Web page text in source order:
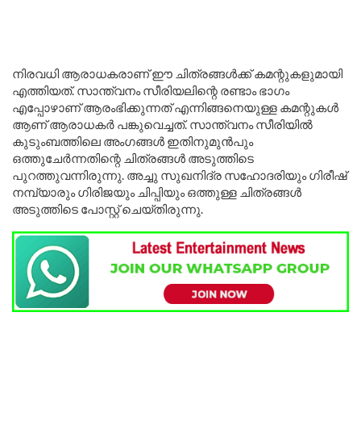
നിരവധി ആരാധകരാണ് ഈ ചിത്രങ്ങൾക്ക് കമന്റുകളുമായി
എത്തിയത്. സാന്ത്വനം സീരിയലിന്റെ രണ്ടാം ഭാഗം
എപ്പോഴാണ് ആരംഭിക്കുന്നത് എന്നിങ്ങനെയുള്ള കമന്റുകൾ
ആണ് ആരാധകർ പങ്കുവെച്ചത്. സാന്ത്വനം സീരിയിൽ
കുടുംബത്തിലെ അംഗങ്ങൾ ഇതിനുമുൻപും
ഒത്തുചേർന്നതിന്റെ ചിത്രങ്ങൾ അടുത്തിടെ
പുറത്തുവന്നിരുന്നു. അച്ചു സുഖനിദ്ര സഹോദരിയും ഗിരീഷ്
നമ്പ്യാരും ഗിരിജയും ചിപ്പിയും ഒത്തുള്ള ചിത്രങ്ങൾ
അടുത്തിടെ പോസ്റ്റ് ചെയ്തിരുന്നു.